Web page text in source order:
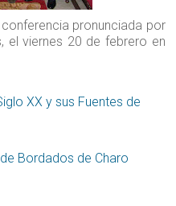
pronunciada por
el viernes 20 de febrero en
XX y sus Fuentes de
Bordados de Charo